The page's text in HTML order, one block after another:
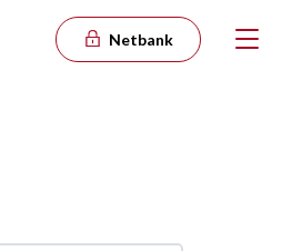
Netbank